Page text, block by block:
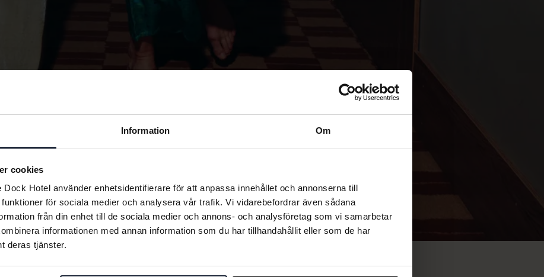
Information Om
cookies
Dock Hotel använder enhetsidentifierare för att anpassa innehållet och annonserna till
för sociala medier och analysera vår trafik. Vi vidarebefordrar även sådana
från din enhet till de sociala medier och annons- och analysföretag som vi samarbetar
informationen med annan information som du har tillhandahållit eller som de har
deras tjänster.